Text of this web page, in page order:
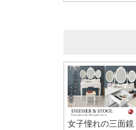
女子憧れの三面鏡